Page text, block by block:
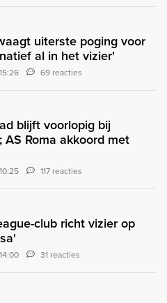
uiterste poging voor
al in het vizier'
69 reacties
blijft voorlopig bij
AS Roma akkoord met
117 reacties
club richt vizier op
31 reacties